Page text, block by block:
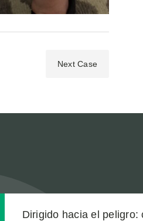
Next Case
Dirigido hacia el